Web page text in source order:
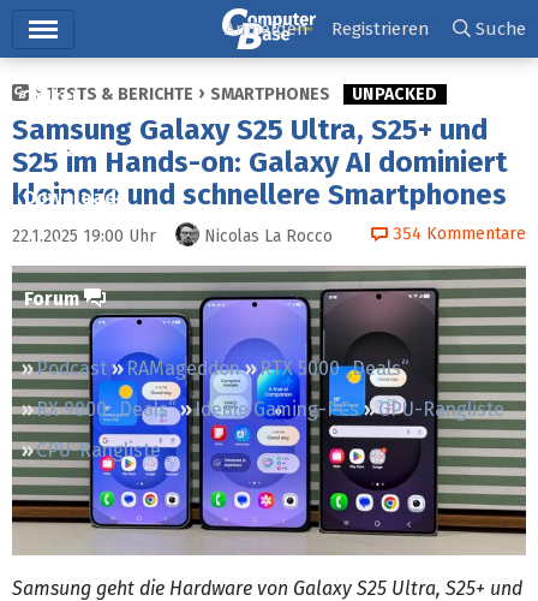
Ticker
Tests
Downloads
Preisvergleich
Forum
Podcast RAMageddon
RTX 5000 „Deals“
RX 9000 „Deals“
Ideale Gaming-PCs
GPU-Rangliste
CPU-Rangliste
Anmelden Registrieren Suche
TESTS & BERICHTE SMARTPHONES UNPACKED
Samsung Galaxy S25 Ultra, S25+ und
S25 im Hands-on: Galaxy AI dominiert
kleinere und schnellere Smartphones
22.1.2025 19:00 Uhr Nicolas La Rocco 354 Kommentare
Samsung geht die Hardware von Galaxy S25 Ultra, S25+ und